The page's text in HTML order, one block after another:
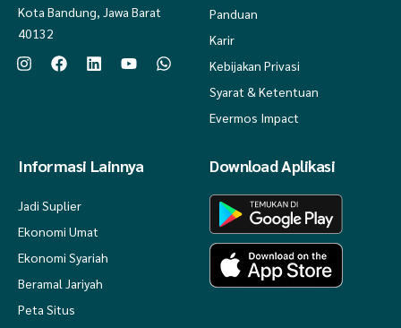
Kota Bandung, Jawa Barat
40132
Panduan
Karir
Kebijakan Privasi
Syarat & Ketentuan
Evermos Impact
Informasi Lainnya
Jadi Suplier
Ekonomi Umat
Ekonomi Syariah
Beramal Jariyah
Peta Situs
Download Aplikasi